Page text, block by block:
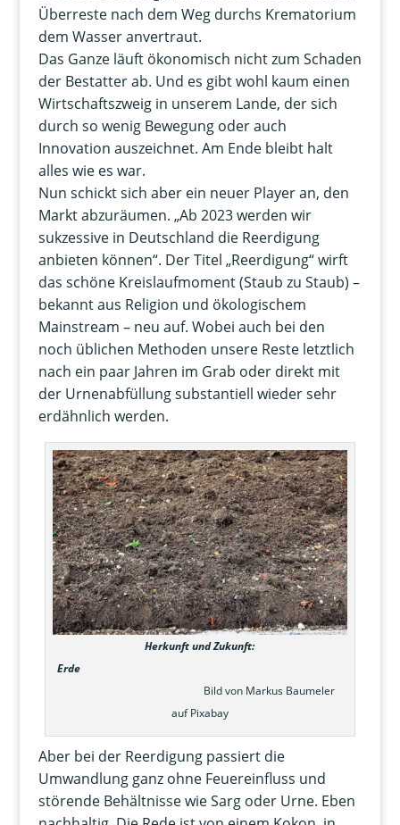
Überreste nach dem Weg durchs Krematorium
dem Wasser anvertraut.
Das Ganze läuft ökonomisch nicht zum Schaden
der Bestatter ab. Und es gibt wohl kaum einen
Wirtschaftszweig in unserem Lande, der sich
durch so wenig Bewegung oder auch
Innovation auszeichnet. Am Ende bleibt halt
alles wie es war.
Nun schickt sich aber ein neuer Player an, den
Markt abzuräumen. „Ab 2023 werden wir
sukzessive in Deutschland die Reerdigung
anbieten können“. Der Titel „Reerdigung“ wirft
das schöne Kreislaufmoment (Staub zu Staub) –
bekannt aus Religion und ökologischem
Mainstream – neu auf. Wobei auch bei den
noch üblichen Methoden unsere Reste letztlich
nach ein paar Jahren im Grab oder direkt mit
der Urnenabfüllung substantiell wieder sehr
erdähnlich werden.
Herkunft und Zukunft:
Erde
Bild von Markus Baumeler
auf Pixabay
Aber bei der Reerdigung passiert die
Umwandlung ganz ohne Feuereinfluss und
störende Behältnisse wie Sarg oder Urne. Eben